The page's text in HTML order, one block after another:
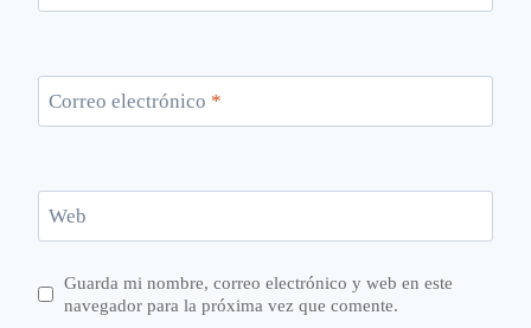
Correo electrónico *
Web
Guarda mi nombre, correo electrónico y web en este
navegador para la próxima vez que comente.